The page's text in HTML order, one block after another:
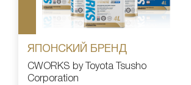
ЯПОНСКИЙ БРЕНД
CWORKS by Toyota Tsusho
Corporation